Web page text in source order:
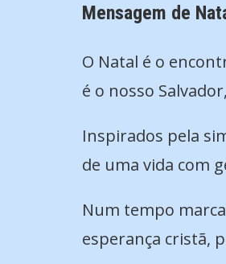
Mensagem de
O Natal é o
é o nosso
Inspirados pela
de uma vida com
Num tempo
esperança cristã,